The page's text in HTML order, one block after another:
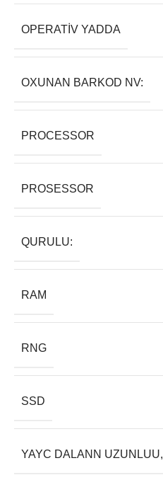
OPERATIV YADDA
OXUNAN BARKOD NV:
PROCESSOR
PROSESSOR
QURULU:
RAM
RNG
SSD
YAYC DALANN UZUNLUU,